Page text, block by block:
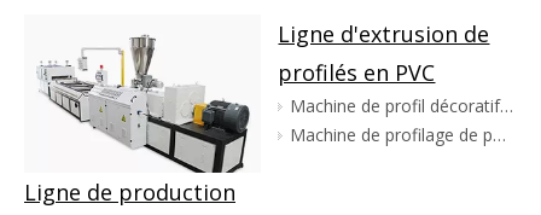
Ligne de production
Ligne d'extrusion de
profilés en PVC
Machine de profil décoratif en PVC
Machine de profilage de portes et fenêtres UPVC